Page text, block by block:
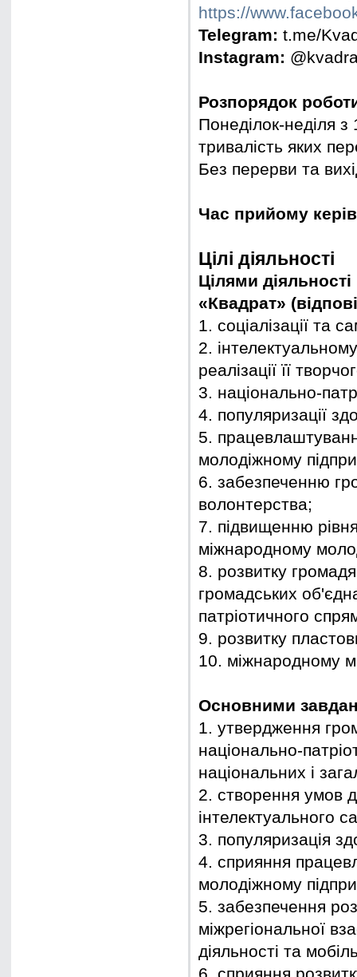
https://
Telegram: t.me/
Instagram:
Розпорядок
Понеділок-неділя
тривалість яких
Без перерви та
Час прийому
Цілі діяльності
Цілями
«Квадрат»
1. соціалізації та
2.
реалізації її
3. національно-
4. популяризації
5.
молодіжному
6. забезпеченню
волонтерства;
7. підвищенню
міжнародному
8. розвитку
громадських
патріотичного
9. розвитку
10. міжнародному
Основними
1. утвердження
національно-
національних і
2. створення умов
інтелектуального
3. популяризація
4. сприяння
молодіжному
5. забезпечення
міжрегіональної
діяльності та